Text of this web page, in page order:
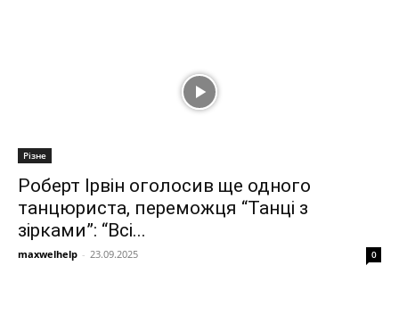
Різне
Роберт Ірвін оголосив ще одного
танцюриста, переможця “Танці з
зірками”: “Всі...
maxwelhelp - 23.09.2025 0